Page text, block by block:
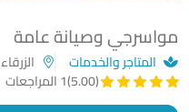
مواسرجي وصيانة عامة
المتاجر والخدمات الزرقاء
(5.00)
1 المراجعات